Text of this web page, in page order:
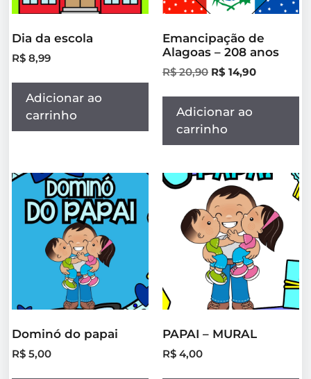
Dia da escola
R$ 8,99
Adicionar ao
carrinho
Emancipação de
Alagoas – 208 anos
R$20,90 R$ 14,90
Adicionar ao
carrinho
Dominó do papai
R$ 5,00
PAPAI – MURAL
R$ 4,00